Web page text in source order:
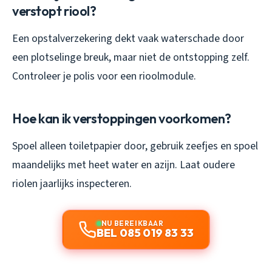
verstopt riool?
Een opstalverzekering dekt vaak waterschade door
een plotselinge breuk, maar niet de ontstopping zelf.
Controleer je polis voor een rioolmodule.
Hoe kan ik verstoppingen voorkomen?
Spoel alleen toiletpapier door, gebruik zeefjes en spoel
maandelijks met heet water en azijn. Laat oudere
riolen jaarlijks inspecteren.
NU BEREIKBAAR
BEL 085 019 83 33